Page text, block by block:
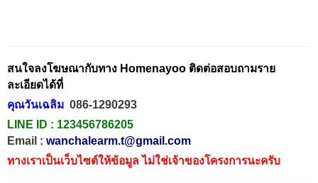
สนใจลงโฆษณากับทาง Homenayoo ติดต่อสอบถามราย
ละเอียดได้ที่
คุณวันเฉลิม 086-1290293
LINE ID : 123456786205
Email : wanchalearm.t@gmail.com
ทางเราเป็นเว็บไซต์ให้ข้อมูล ไม่ใช่เจ้าของโครงการนะครับ